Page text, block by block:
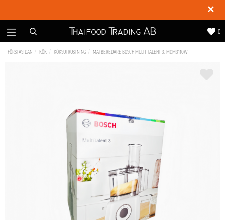
✕
0
FÖRSTASIDAN KÖK KÖKSUTRUSTNING MATBEREDARE BOSCH MULTI TALENT 3, MCM3110W